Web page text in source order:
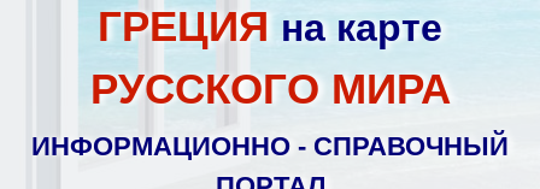
ГРЕЦИЯ на карте
РУССКОГО МИРА
ИНФОРМАЦИОННО - СПРАВОЧНЫЙ